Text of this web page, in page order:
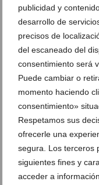
publicidad y
desarrollo de
precisos de
del escaneado del
consentimiento será
Puede cambiar o
momento haciendo
consentimiento»
Respetamos sus
ofrecerle una
segura. Los terceros
siguientes fines y
acceder a
Centro de estetica Javea –
Estetica ONIX
Equipo titulado en estetica –
DEJA UN